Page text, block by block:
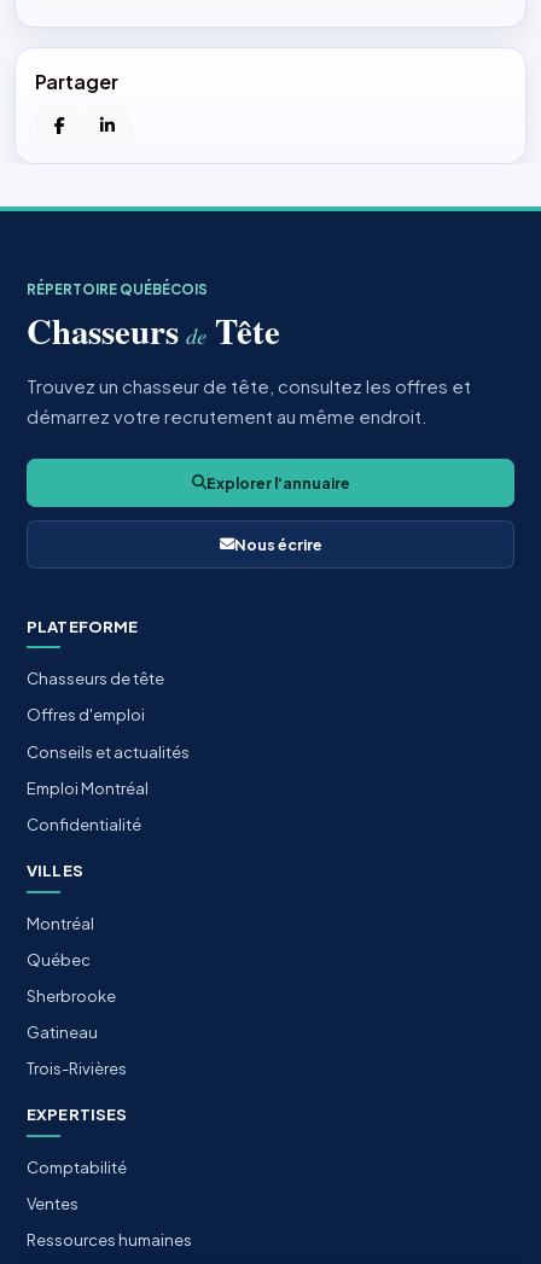
Partager
RÉPERTOIRE QUÉBÉCOIS
Chasseurs de Tête
Trouvez un chasseur de tête, consultez les offres et
démarrez votre recrutement au même endroit.
Explorer l'annuaire
Nous écrire
PLATEFORME
Chasseurs de tête
Offres d'emploi
Conseils et actualités
Emploi Montréal
Confidentialité
VILLES
Montréal
Québec
Sherbrooke
Gatineau
Trois-Rivières
EXPERTISES
Comptabilité
Ventes
Ressources humaines